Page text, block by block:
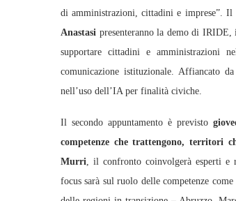
di amministrazioni, cittadini e imprese”. Il
Anastasi presenteranno la demo di
supportare cittadini e amministrazioni
comunicazione istituzionale. Affiancato
nell’uso dell’IA per finalità civiche.
Il secondo appuntamento è previsto
competenze che trattengono, territori
Murri , il confronto coinvolgerà esperti e
focus sarà sul ruolo delle competenze